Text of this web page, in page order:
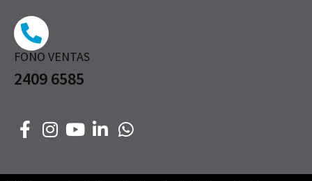
FONO VENTAS
2409 6585